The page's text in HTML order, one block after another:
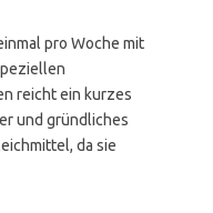
pro Woche mit
reicht ein kurzes
und gründliches
da sie